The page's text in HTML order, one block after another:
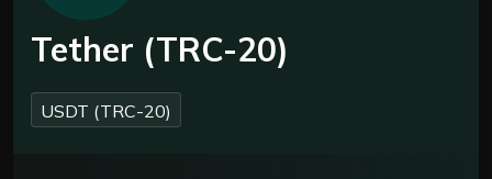
Tether (TRC-20)
USDT (TRC-20)